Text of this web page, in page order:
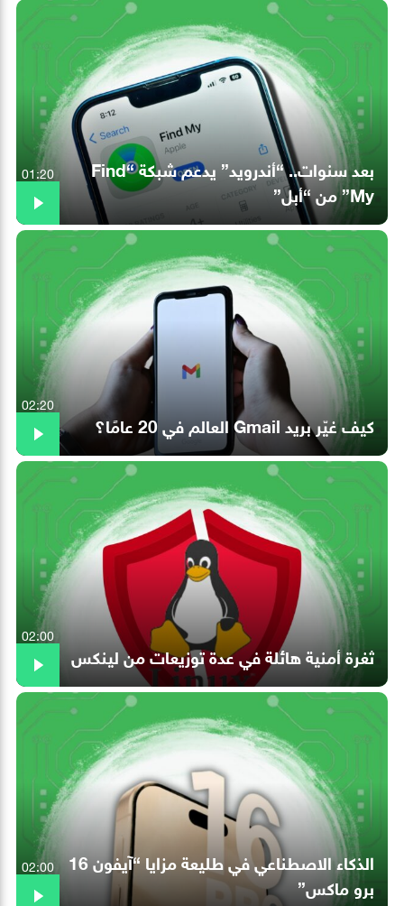
بعد سنوات.. “أندرويد” يدعم شبكة “Find
My” من “أبل”
01:20
كيف غيّر بريد Gmail العالم في 20 عامًا؟
02:20
ثغرة أمنية هائلة في عدة توزيعات من لينكس
02:00
الذكاء الاصطناعي في طليعة مزايا “آيفون 16
برو ماكس”
02:00